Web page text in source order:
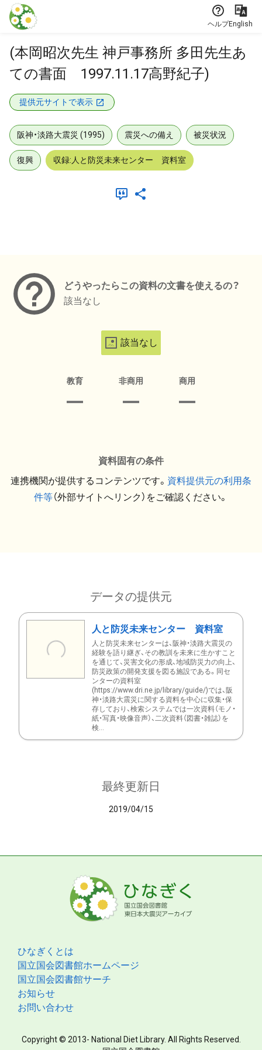
本文に飛ぶ
ヘルプEnglish
(本岡昭次先生 神戸事務所 多田先生あ
ての書面 1997.11.17高野紀子)
提供元サイトで表示
阪神・淡路大震災 (1995) 震災への備え 被災状況
復興 収録:人と防災未来センター 資料室
どうやったらこの資料の文書を使えるの？
該当なし
該当なし
教育 非商用 商用
資料固有の条件
連携機関が提供するコンテンツです。 資料提供元の利用条
件等（外部サイトへリンク）をご確認ください。
データの提供元
人と防災未来センター 資料室
人と防災未来センターは、阪神・淡路大震災の
経験を語り継ぎ、その教訓を未来に生かすこと
を通じて、災害文化の形成、地域防災力の向上、
防災政策の開発支援を図る施設である。同セ
ンターの資料室
(https://www.dri.ne.jp/library/guide/)では、阪
神・淡路大震災に関する資料を中心に収集・保
存しており、検索システムでは一次資料（モノ・
紙・写真・映像音声）、二次資料（図書・雑誌）を
検...
最終更新日
2019/04/15
ひなぎくとは
国立国会図書館ホームページ
国立国会図書館サーチ
お知らせ
お問い合わせ
Copyright © 2013- National Diet Library. All Rights Reserved.